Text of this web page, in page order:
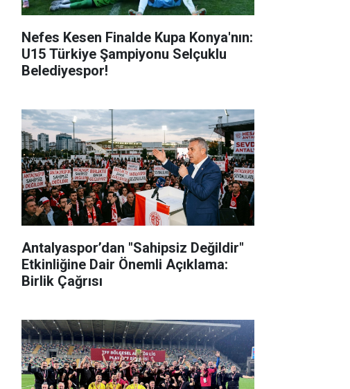
Nefes Kesen Finalde Kupa Konya'nın:
U15 Türkiye Şampiyonu Selçuklu
Belediyespor!
Antalyaspor’dan "Sahipsiz Değildir"
Etkinliğine Dair Önemli Açıklama:
Birlik Çağrısı